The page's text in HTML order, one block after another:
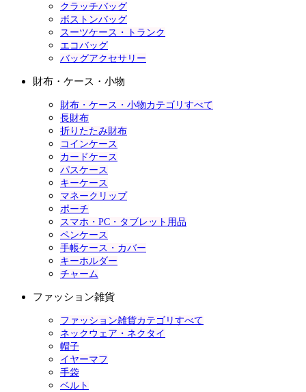
クラッチバッグ
ボストンバッグ
スーツケース・トランク
エコバッグ
バッグアクセサリー
財布・ケース・小物
財布・ケース・小物カテゴリすべて
長財布
折りたたみ財布
コインケース
カードケース
パスケース
キーケース
マネークリップ
ポーチ
スマホ・PC・タブレット用品
ペンケース
手帳ケース・カバー
キーホルダー
チャーム
ファッション雑貨
ファッション雑貨カテゴリすべて
ネックウェア・ネクタイ
帽子
イヤーマフ
手袋
ベルト